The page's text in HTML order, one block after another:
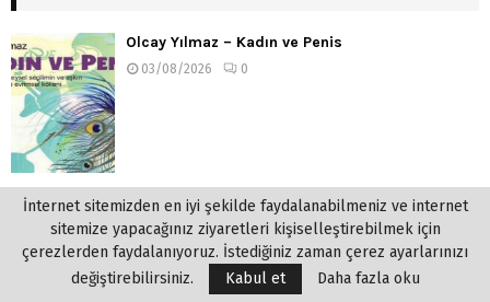
Olcay Yılmaz – Kadın ve Penis
03/08/2026 0
Tehlikeli Oyunlar
02/08/2026 0
İnternet sitemizden en iyi şekilde faydalanabilmeniz ve internet
sitemize yapacağınız ziyaretleri kişiselleştirebilmek için
çerezlerden faydalanıyoruz. İstediğiniz zaman çerez ayarlarınızı
değiştirebilirsiniz.
Kabul et Daha fazla oku